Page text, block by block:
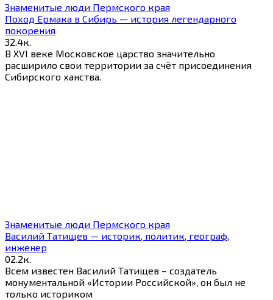
Знаменитые люди Пермского края
Поход Ермака в Сибирь — история легендарного
покорения
32.4к.
В XVI веке Московское царство значительно
расширило свои территории за счёт присоединения
Сибирского ханства.
Знаменитые люди Пермского края
Василий Татищев — историк, политик, географ,
инженер
02.2к.
Всем известен Василий Татищев – создатель
монументальной «Истории Российской», он был не
только историком